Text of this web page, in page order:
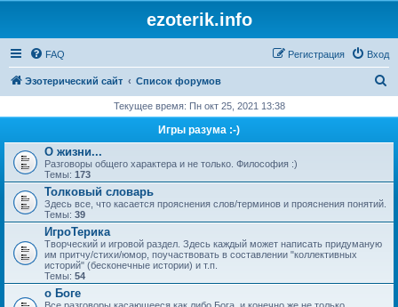
ezoterik.info
FAQ Вход
Регистрация
Эзотерический сайт Список форумов
с
Текущее время: Пн окт 25, 2021 13:38
Игры разума :-)
О жизни...
Разговоры общего характера и не только. Философия :)
Темы: 173
Толковый словарь
Здесь все, что касается прояснения слов/терминов и прояснения понятий.
Темы: 39
ИгроТерика
Творческий и игровой раздел. Здесь каждый может написать придуманую
им притчу/стихи/юмор, поучаствовать в составлении "коллективных
историй" (бесконечные истории) и т.п.
Темы: 54
о Боге